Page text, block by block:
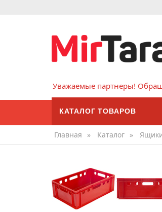
Уважаемые партнеры!
КАТАЛОГ ТОВАРОВ
Главная » Каталог »